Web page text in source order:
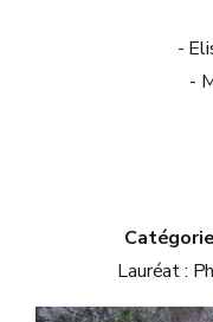
-
-
Lauréat :